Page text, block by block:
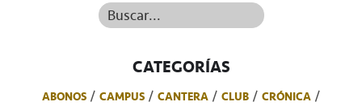
Buscar...
CATEGORÍAS
ABONOS CAMPUS CANTERA CLUB
CRÓNICA